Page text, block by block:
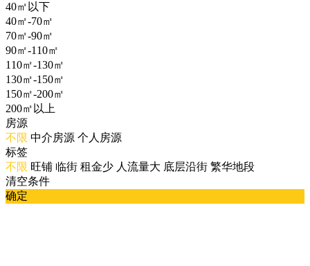
40㎡以下
40㎡-70㎡
70㎡-90㎡
90㎡-110㎡
110㎡-130㎡
130㎡-150㎡
150㎡-200㎡
200㎡以上
房源
不限 中介房源 个人房源
标签
不限 旺铺 临街 租金少 人流量大 底层沿街 繁华地段
清空条件
确定